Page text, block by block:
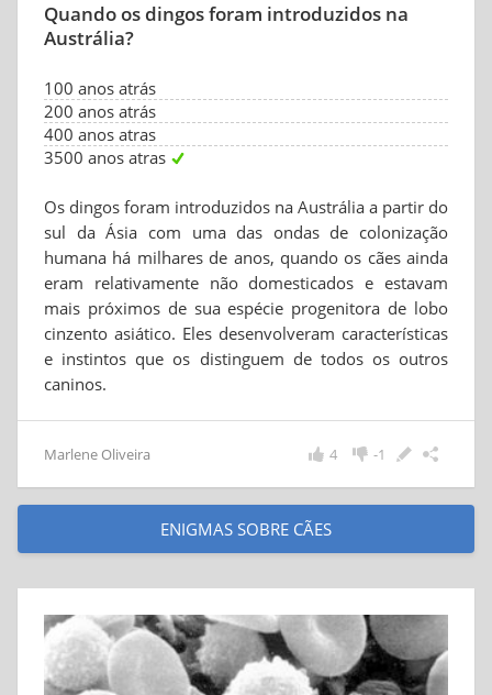
Quando os dingos foram introduzidos na
Austrália?
100 anos atrás
200 anos atrás
400 anos atras
3500 anos atras
Os dingos foram introduzidos na Austrália a partir do
sul da Ásia com uma das ondas de colonização
humana há milhares de anos, quando os cães ainda
eram relativamente não domesticados e estavam
mais próximos de sua espécie progenitora de lobo
cinzento asiático. Eles desenvolveram características
e instintos que os distinguem de todos os outros
caninos.
Marlene Oliveira -1
4
ENIGMAS SOBRE CÃES